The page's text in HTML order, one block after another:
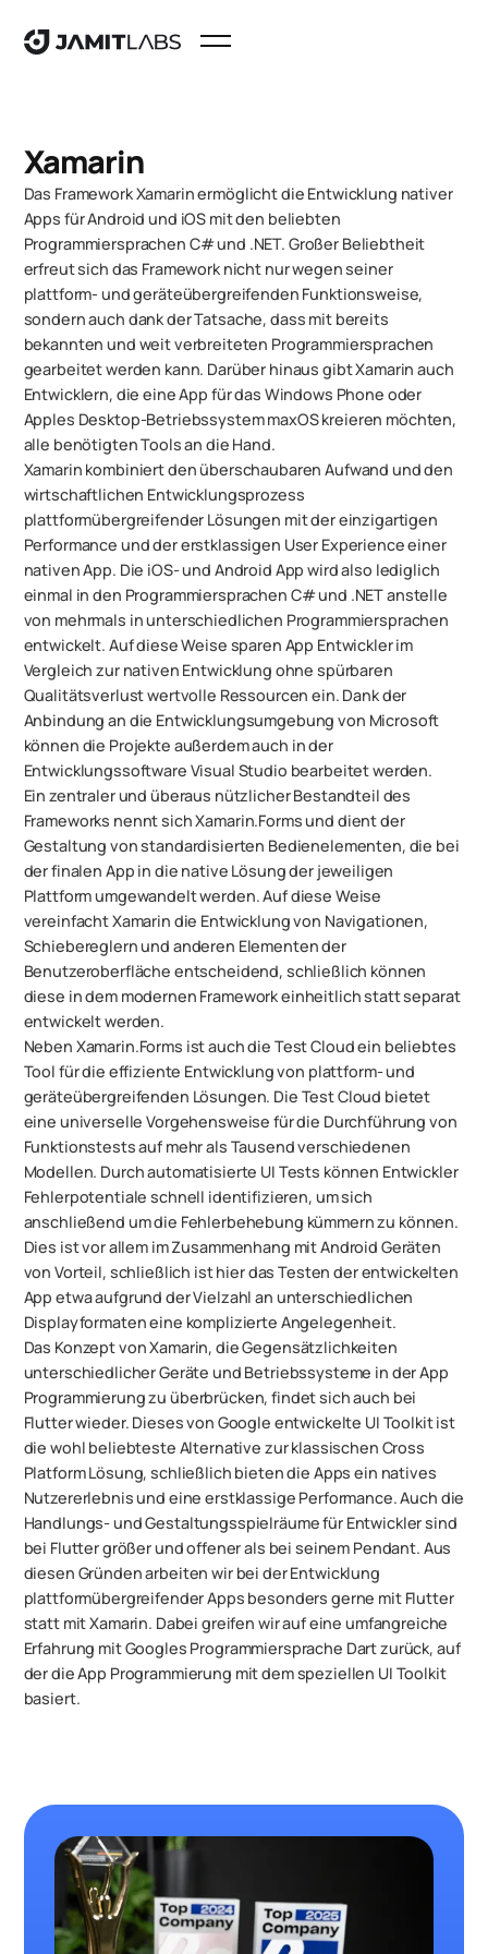
Xamarin
Das Framework Xamarin ermöglicht die Entwicklung nativer
Apps für Android und iOS mit den beliebten
Programmiersprachen C# und .NET. Großer Beliebtheit
erfreut sich das Framework nicht nur wegen seiner
plattform- und geräteübergreifenden Funktionsweise,
sondern auch dank der Tatsache, dass mit bereits
bekannten und weit verbreiteten Programmiersprachen
gearbeitet werden kann. Darüber hinaus gibt Xamarin auch
Entwicklern, die eine App für das Windows Phone oder
Apples Desktop-Betriebssystem maxOS kreieren möchten,
alle benötigten Tools an die Hand.
Xamarin kombiniert den überschaubaren Aufwand und den
wirtschaftlichen Entwicklungsprozess
plattformübergreifender Lösungen mit der einzigartigen
Performance und der erstklassigen User Experience einer
nativen App. Die iOS- und Android App wird also lediglich
einmal in den Programmiersprachen C# und .NET anstelle
von mehrmals in unterschiedlichen Programmiersprachen
entwickelt. Auf diese Weise sparen App Entwickler im
Vergleich zur nativen Entwicklung ohne spürbaren
Qualitätsverlust wertvolle Ressourcen ein. Dank der
Anbindung an die Entwicklungsumgebung von Microsoft
können die Projekte außerdem auch in der
Entwicklungssoftware Visual Studio bearbeitet werden.
Ein zentraler und überaus nützlicher Bestandteil des
Frameworks nennt sich Xamarin.Forms und dient der
Gestaltung von standardisierten Bedienelementen, die bei
der finalen App in die native Lösung der jeweiligen
Plattform umgewandelt werden. Auf diese Weise
vereinfacht Xamarin die Entwicklung von Navigationen,
Schiebereglern und anderen Elementen der
Benutzeroberfläche entscheidend, schließlich können
diese in dem modernen Framework einheitlich statt separat
entwickelt werden.
Neben Xamarin.Forms ist auch die Test Cloud ein beliebtes
Tool für die effiziente Entwicklung von plattform- und
geräteübergreifenden Lösungen. Die Test Cloud bietet
eine universelle Vorgehensweise für die Durchführung von
Funktionstests auf mehr als Tausend verschiedenen
Modellen. Durch automatisierte UI Tests können Entwickler
Fehlerpotentiale schnell identifizieren, um sich
anschließend um die Fehlerbehebung kümmern zu können.
Dies ist vor allem im Zusammenhang mit Android Geräten
von Vorteil, schließlich ist hier das Testen der entwickelten
App etwa aufgrund der Vielzahl an unterschiedlichen
Displayformaten eine komplizierte Angelegenheit.
Das Konzept von Xamarin, die Gegensätzlichkeiten
unterschiedlicher Geräte und Betriebssysteme in der App
Programmierung zu überbrücken, findet sich auch bei
Flutter wieder. Dieses von Google entwickelte UI Toolkit ist
die wohl beliebteste Alternative zur klassischen Cross
Platform Lösung, schließlich bieten die Apps ein natives
Nutzererlebnis und eine erstklassige Performance. Auch die
Handlungs- und Gestaltungsspielräume für Entwickler sind
bei Flutter größer und offener als bei seinem Pendant. Aus
diesen Gründen arbeiten wir bei der Entwicklung
plattformübergreifender Apps besonders gerne mit Flutter
statt mit Xamarin. Dabei greifen wir auf eine umfangreiche
Erfahrung mit Googles Programmiersprache Dart zurück, auf
der die App Programmierung mit dem speziellen UI Toolkit
basiert.